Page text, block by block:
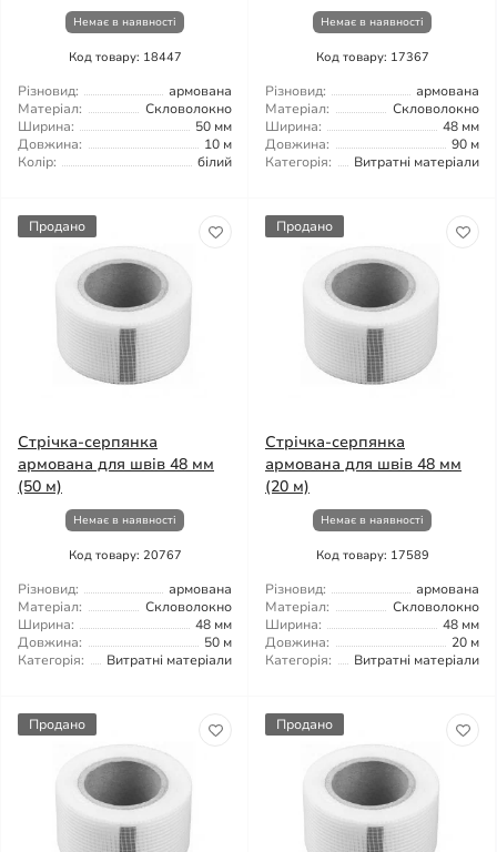
Немає в наявності
Код товару: 18447
Різновид:
армована
Матеріал:
Скловолокно
Ширина:
50 мм
Довжина:
10 м
Колір:
білий
Немає в наявності
Код товару: 17367
Різновид:
армована
Матеріал:
Скловолокно
Ширина:
48 мм
Довжина:
90 м
Категорія:
Витратні матеріали
Продано
Стрічка-серпянка
армована для швів 48 мм
(50 м)
Немає в наявності
Код товару: 20767
Різновид:
армована
Матеріал:
Скловолокно
Ширина:
48 мм
Довжина:
50 м
Категорія:
Витратні матеріали
Продано
Стрічка-серпянка
армована для швів 48 мм
(20 м)
Немає в наявності
Код товару: 17589
Різновид:
армована
Матеріал:
Скловолокно
Ширина:
48 мм
Довжина:
20 м
Категорія:
Витратні матеріали
Продано Продано